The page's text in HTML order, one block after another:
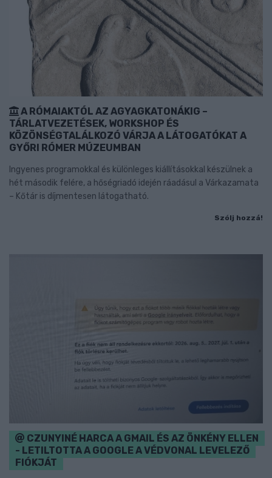
A RÓMAIAKTÓL AZ AGYAGKATONÁKIG –
TÁRLATVEZETÉSEK, WORKSHOP ÉS
KÖZÖNSÉGTALÁLKOZÓ VÁRJA A LÁTOGATÓKAT A
GYŐRI RÓMER MÚZEUMBAN
Ingyenes programokkal és különleges kiállításokkal készülnek a
hét második felére, a hőségriadó idején ráadásul a Várkazamata
– Kőtár is díjmentesen látogatható.
Szólj hozzá!
CZUNYINÉ HARCA A GMAIL ÉS AZ ÖNKÉNY ELLEN
- LETILTOTTA A GOOGLE A VÉDVONAL LEVELEZŐ
FIÓKJÁT